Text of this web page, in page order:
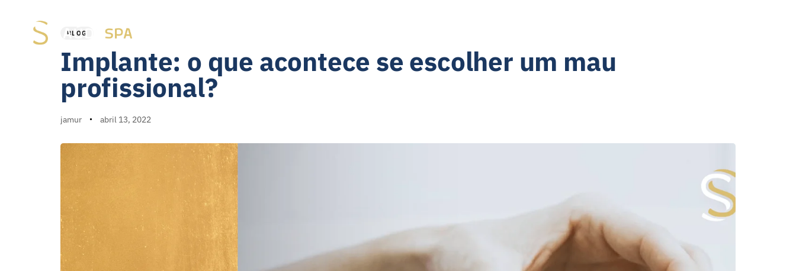
BLOG
Implante: o que acontece se escolher um mau
profissional?
jamur abril 13, 2022